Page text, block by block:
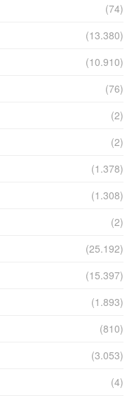
(74)
(13.380)
(10.910)
(76)
(2)
(2)
(1.378)
(1.308)
(2)
(25.192)
(15.397)
(1.893)
(810)
(3.053)
(4)